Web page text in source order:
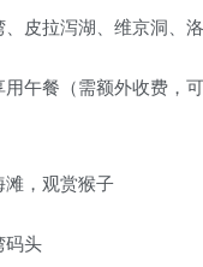
、皮拉泻湖、维京洞、
用午餐（需额外收费，
滩，观赏猴子
码头